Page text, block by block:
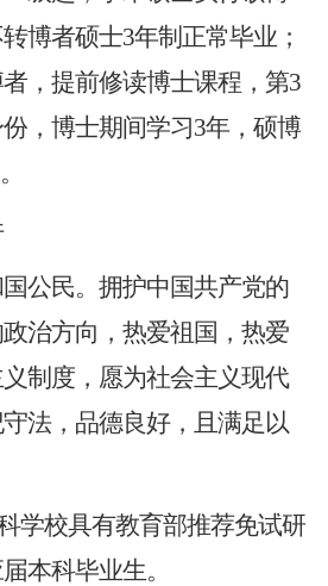
博者硕士3年制正常毕业；
，提前修读博士课程，第3
，博士期间学习3年，硕博
公民。拥护中国共产党的
治方向，热爱祖国，热爱
制度，愿为社会主义现代
法，品德良好，且满足以
学校具有教育部推荐免试研
本科毕业生。